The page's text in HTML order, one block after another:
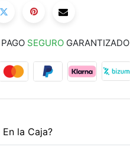
PAGO SEGUROGARANTIZADO
En la Caja?